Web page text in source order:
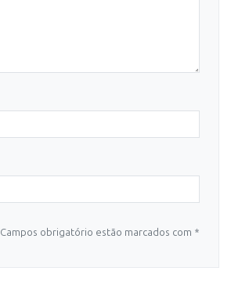
Campos obrigatório estão marcados com *